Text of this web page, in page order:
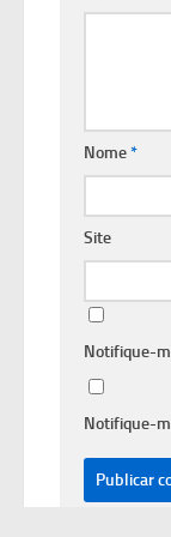
Nome*
Site
Notifique-
Notifique-